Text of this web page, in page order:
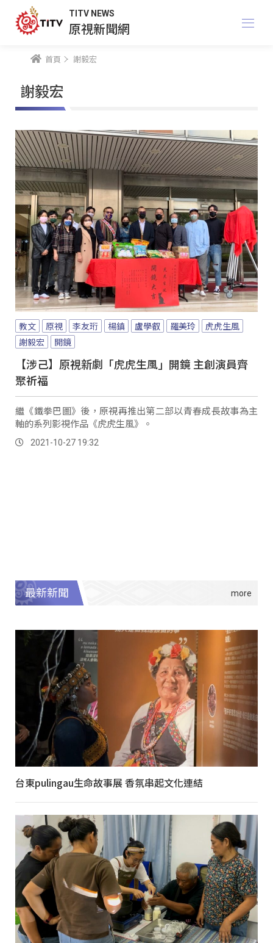
TITV NEWS
原視新聞網
首頁 謝毅宏
謝毅宏
教文 原視 李友珩 楊鎮 盧學叡 羅美玲
虎虎生風
謝毅宏
開鏡
【涉己】原視新劇「虎虎生風」開鏡 主創演員齊
聚祈福
繼《鐵拳巴圖》後，原視再推出第二部以青春成長故事為主
軸的系列影視作品《虎虎生風》。
2021-10-27 19:32
最新新聞
台東pulingau生命故事展 香氛串起文化連結